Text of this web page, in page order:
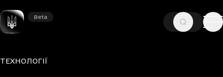
Beta
Beta
ГОЛОВНА —НОВИНИ
Рубрики
ТЕХНОЛОГІЇ